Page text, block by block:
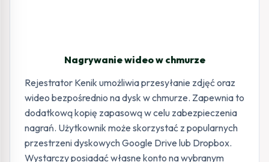
Nagrywanie wideo w chmurze
Rejestrator Kenik umożliwia przesyłanie zdjęć oraz
wideo bezpośrednio na dysk w chmurze. Zapewnia to
dodatkową kopię zapasową w celu zabezpieczenia
nagrań. Użytkownik może skorzystać z popularnych
przestrzeni dyskowych Google Drive lub Dropbox.
Wystarczy posiadać własne konto na wybranym